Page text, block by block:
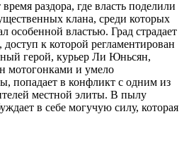
раздора, где власть поделили
клана, среди которых
особенной властью. Град страдает
к которой регламентирован
герой, курьер Ли Юньсян,
мотогонками и умело
попадает в конфликт с одним из
местной элиты. В пылу
в себе могучую силу, которая